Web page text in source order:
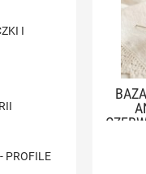
I
PROFILE